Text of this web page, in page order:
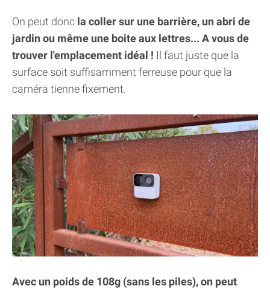
On peut donc la coller sur une barrière, un abri de
jardin ou même une boite aux lettres... A vous de
trouver l'emplacement idéal ! Il faut juste que la
surface soit suffisamment ferreuse pour que la
caméra tienne fixement.
Avec un poids de 108g (sans les piles), on peut